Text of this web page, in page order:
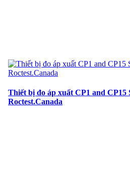
Thiết bị đo áp xuất CP1 and CP15
Roctest.Canada